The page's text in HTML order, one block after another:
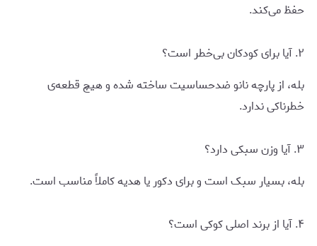
حفظ می‌کند.
۲. آیا برای کودکان بی‌خطر است؟
بله، از پارچه نانو ضدحساسیت ساخته شده و هیچ قطعه‌ی
خطرناکی ندارد.
۳. آیا وزن سبکی دارد؟
بله، بسیار سبک است و برای دکور یا هدیه کاملاً مناسب است.
۴. آیا از برند اصلی کوکی است؟